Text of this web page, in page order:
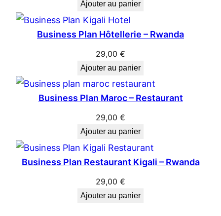
Ajouter au panier
Business Plan Hôtellerie – Rwanda
29,00 €
Ajouter au panier
Business Plan Maroc – Restaurant
29,00 €
Ajouter au panier
Business Plan Restaurant Kigali – Rwanda
29,00 €
Ajouter au panier